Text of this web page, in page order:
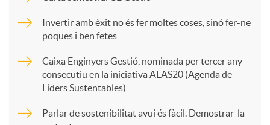
p
a
Invertir amb èxit no és fer moltes coses, sinó fer-ne
poques i ben fetes
Caixa Enginyers Gestió, nominada per tercer any
consecutiu en la iniciativa ALAS20 (Agenda de
Líders Sustentables)
Parlar de sostenibilitat avui és fàcil. Demostrar-la